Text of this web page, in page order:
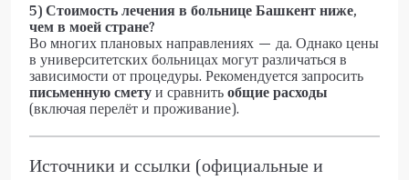
5) Стоимость лечения в больнице Башкент ниже,
чем в моей стране?
Во многих плановых направлениях — да. Однако цены
в университетских больницах могут различаться в
зависимости от процедуры. Рекомендуется запросить
письменную сметуи сравнитьобщие расходы
(включая перелёт и проживание).
Источники и ссылки (официальные и